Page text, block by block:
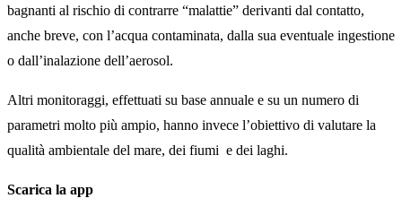
bagnanti al rischio di contrarre “malattie” derivanti dal contatto,
anche breve, con l’acqua contaminata, dalla sua eventuale ingestione
o dall’inalazione dell’aerosol.
Altri monitoraggi, effettuati su base annuale e su un numero di
parametri molto più ampio, hanno invece l’obiettivo di valutare la
qualità ambientale del mare, dei fiumi e dei laghi.
Scarica la app